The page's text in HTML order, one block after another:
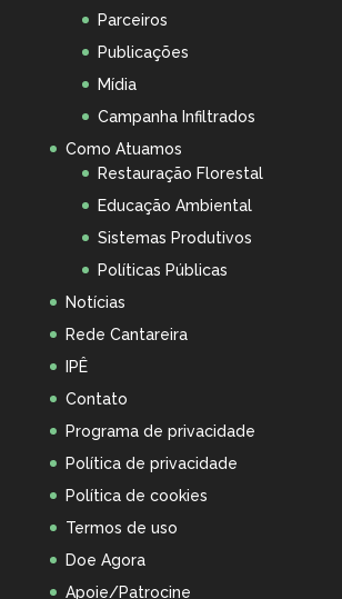
Parceiros
Publicações
Mídia
Campanha Infiltrados
Como Atuamos
Restauração Florestal
Educação Ambiental
Sistemas Produtivos
Políticas Públicas
Notícias
Rede Cantareira
IPÊ
Contato
Programa de privacidade
Política de privacidade
Política de cookies
Termos de uso
Doe Agora
Apoie/Patrocine